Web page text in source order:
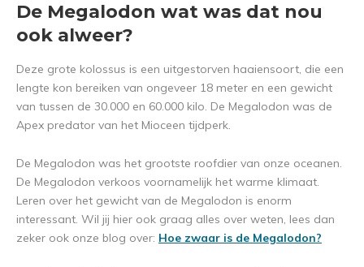
De Megalodon wat was dat nou
ook alweer?
Deze grote kolossus is een uitgestorven haaiensoort, die een
lengte kon bereiken van ongeveer 18 meter en een gewicht
van tussen de 30.000 en 60.000 kilo. De Megalodon was de
Apex predator van het Mioceen tijdperk.
De Megalodon was het grootste roofdier van onze oceanen.
De Megalodon verkoos voornamelijk het warme klimaat.
Leren over het gewicht van de Megalodon is enorm
interessant. Wil jij hier ook graag alles over weten, lees dan
zeker ook onze blog over: Hoe zwaar is de Megalodon?